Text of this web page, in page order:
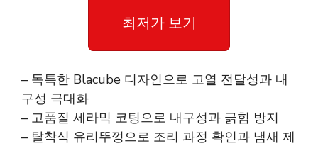
최저가 보기
– 독특한 Blacube 디자인으로 고열 전달성과 내
구성 극대화
– 고품질 세라믹 코팅으로 내구성과 긁힘 방지
– 탈착식 유리뚜껑으로 조리 과정 확인과 냄새 제